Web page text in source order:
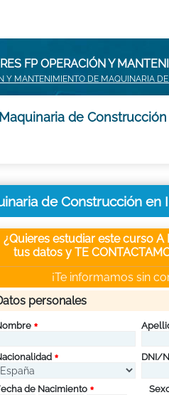
FP OPERACIÓN Y
Y MANTENIMIENTO DE MAQUINARIA
de
de Construcción en
¿Quieres estudiar este curso A
tus datos y TE
¡Te informamos sin
personales
DNI/
de Nacimiento